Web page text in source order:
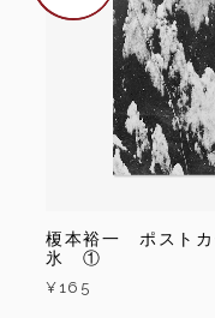
榎本裕一 ポスト
氷 ①
¥165